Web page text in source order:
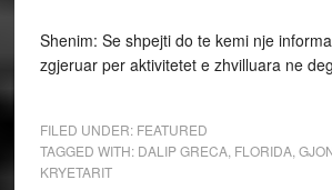
Shenim: Se shpejti do te kemi nje
zgjeruar per aktivitetet e zhvilluara ne
FILED UNDER: FEATURED
TAGGED WITH: DALIP GRECA, FLORIDA,
KRYETARIT